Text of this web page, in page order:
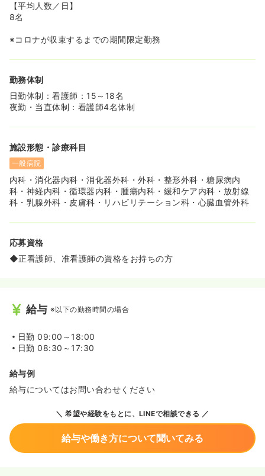
【平均人数／日】
8名
※コロナが収束するまでの期間限定勤務
勤務体制
日勤体制：看護師：15～18名
夜勤・当直体制：看護師4名体制
施設形態・診療科目
一般病院
内科・消化器内科・消化器外科・外科・整形外科・糖尿病内
科・神経内科・循環器内科・腫瘍内科・緩和ケア内科・放射線
科・乳腺外科・皮膚科・リハビリテーション科・心臓血管外科
応募資格
◆正看護師、准看護師の資格をお持ちの方
給与 ※以下の勤務時間の場合
日勤 09:00～18:00
日勤 08:30～17:30
給与例
給与についてはお問い合わせください
希望や経験をもとに、LINEで相談できる
給与や働き方について聞いてみる